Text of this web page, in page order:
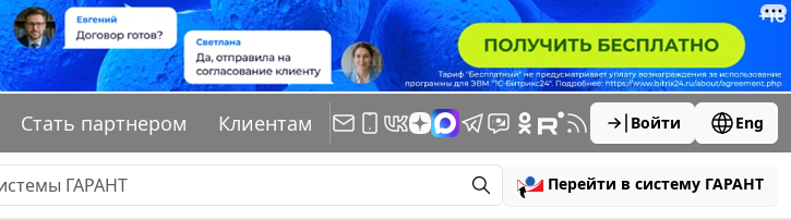
Стать партнером Клиентам Войти Eng
Перейти в систему ГАРАНТ